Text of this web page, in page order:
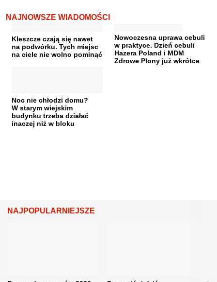
NAJNOWSZE WIADOMOŚCI
Kleszcze czają się nawet
na podwórku. Tych miejsc
na ciele nie wolno pominąć
Nowoczesna uprawa cebuli
w praktyce. Dzień cebuli
Hazera Poland i MDM
Zdrowe Plony już wkrótce
Noc nie chłodzi domu?
W starym wiejskim
budynku trzeba działać
inaczej niż w bloku
NAJPOPULARNIEJSZE